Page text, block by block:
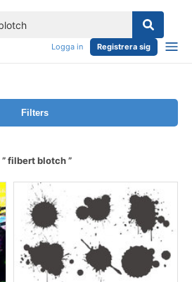
Logga in Registrera sig
Filters
filbert blotch